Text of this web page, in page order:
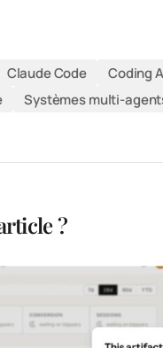
Claude Code
Coding
Systèmes multi-
?